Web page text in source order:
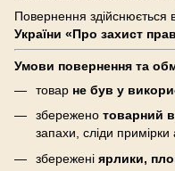
Повернення здійснюється
України «Про захист
Умови повернення та
товар не був у
збережено товарний
запахи, сліди
збережені ярлики,